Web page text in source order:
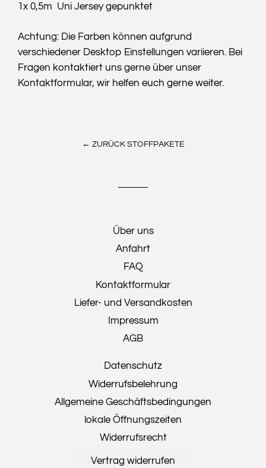
1x 0,5m Uni Jersey gepunktet
Achtung: Die Farben können aufgrund
verschiedener Desktop Einstellungen variieren. Bei
Fragen kontaktiert uns gerne über unser
Kontaktformular, wir helfen euch gerne weiter.
← ZURÜCK STOFFPAKETE
Über uns
Anfahrt
FAQ
Kontaktformular
Liefer- und Versandkosten
Impressum
AGB
Datenschutz
Widerrufsbelehrung
Allgemeine Geschäftsbedingungen
lokale Öffnungszeiten
Widerrufsrecht
Vertrag widerrufen